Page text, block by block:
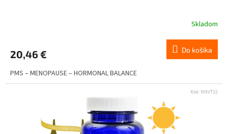
Skladom
20,46 € Do košíka
PMS – MENOPAUSE – HORMONAL BALANCE
Kód: NNVT32